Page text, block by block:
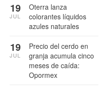
Oterra lanza
colorantes líquidos
azules naturales
19
JUL
Precio del cerdo en
granja acumula cinco
meses de caída:
Opormex
19
JUL